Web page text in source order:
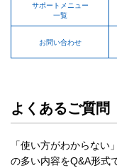
サポートメニュー
一覧
お問い合わせ
よくあるご質問
「使い方がわからな
の多い内容をQ&A形式